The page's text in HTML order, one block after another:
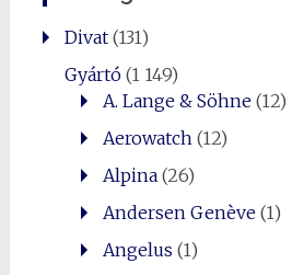
Divat(131)
Gyártó(1 149)
A. Lange & Söhne(12)
Aerowatch(12)
Alpina(26)
Andersen Genève(1)
Angelus (1)